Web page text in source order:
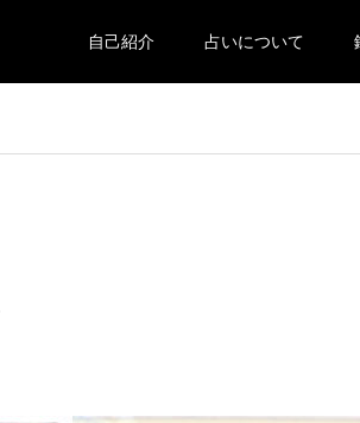
自己紹介 占いについて